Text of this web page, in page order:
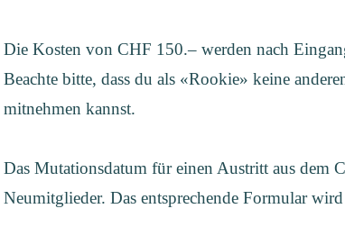
Die Kosten von CHF 150.– werden nach
Beachte bitte, dass du als «Rookie» keine
mitnehmen kannst.
Das Mutationsdatum für einen Austritt aus dem
Neumitglieder. Das entsprechende Formular